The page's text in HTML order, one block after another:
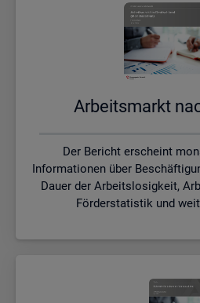
Ar­beits­markt
Der Bericht erscheint
Informationen über
Dauer der Arbeitslosigkeit,
Förderstatistik und